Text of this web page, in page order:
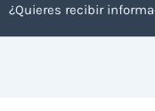
¿Quieres recibir